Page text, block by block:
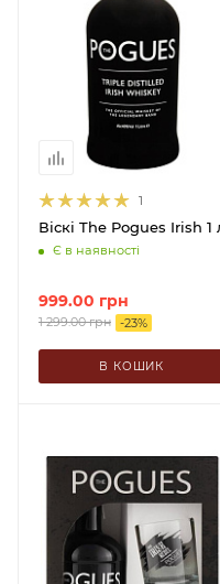
1
Віскі The Pogues Irish 1
Є в наявності
999.00 грн
1 299.00грн -23%
В КОШИК